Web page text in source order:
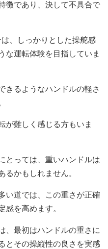
徴であり、決して不具合で
、しっかりとした操舵感
な運転体験を目指していま
きるようなハンドルの軽さ
が難しく感じる方もいま
とっては、重いハンドルは
るかもしれません。
い道では、この重さが正確
感を高めます。
、最初はハンドルの重さに
とその操縦性の良さを実感